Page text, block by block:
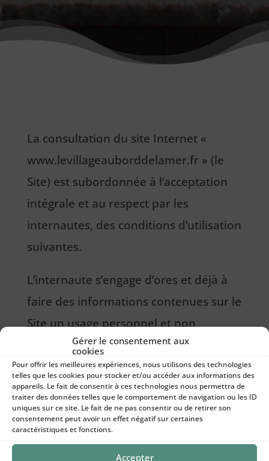
Gérer le consentement aux
cookies
Pour offrir les meilleures expériences, nous utilisons des technologies
telles que les cookies pour stocker et/ou accéder aux informations des
appareils. Le fait de consentir à ces technologies nous permettra de
traiter des données telles que le comportement de navigation ou les ID
uniques sur ce site. Le fait de ne pas consentir ou de retirer son
consentement peut avoir un effet négatif sur certaines
caractéristiques et fonctions.
Accepter
La consultation du site Internet «
www.levillageauborddelamer.fr » (le
Site) est subordonnée à l’acceptation
intégrale et au respect par les
internautes, des conditions d’utilisation
suivantes.
L’internaute s’engage d’ores et déjà à
faire des informations contenues sur le
Site un usage personnel et non
commercial. En cas de non-respect des
présentes dispositions par l’internaute,
sa responsabilité pourrait se voir
engagée.
IDENTIFICATION ET PUBLICATION